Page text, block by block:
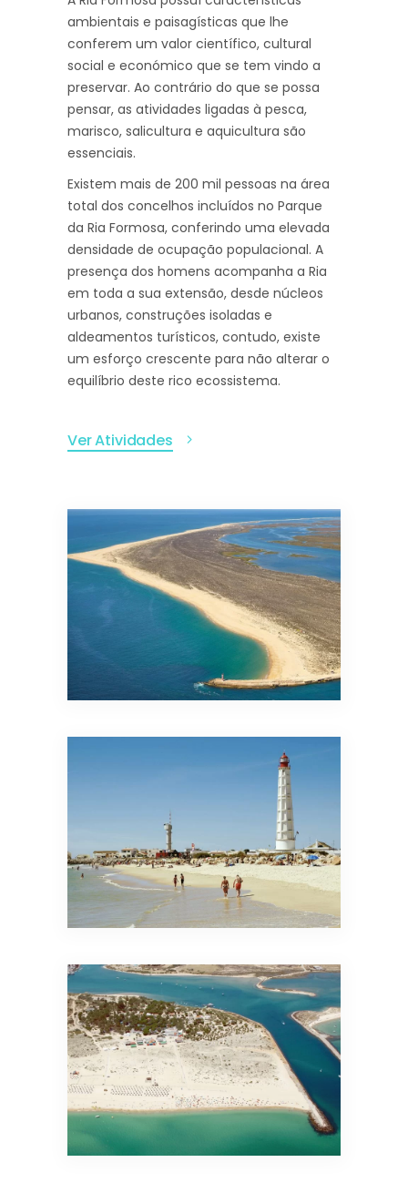
ambientais e paisagísticas que lhe
conferem um valor científico, cultural
social e económico que se tem vindo a
preservar. Ao contrário do que se possa
pensar, as atividades ligadas à pesca,
marisco, salicultura e aquicultura são
essenciais.
Existem mais de 200 mil pessoas na área
total dos concelhos incluídos no Parque
da Ria Formosa, conferindo uma elevada
densidade de ocupação populacional. A
presença dos homens acompanha a Ria
em toda a sua extensão, desde núcleos
urbanos, construções isoladas e
aldeamentos turísticos, contudo, existe
um esforço crescente para não alterar o
equilíbrio deste rico ecossistema.
Ver Atividades